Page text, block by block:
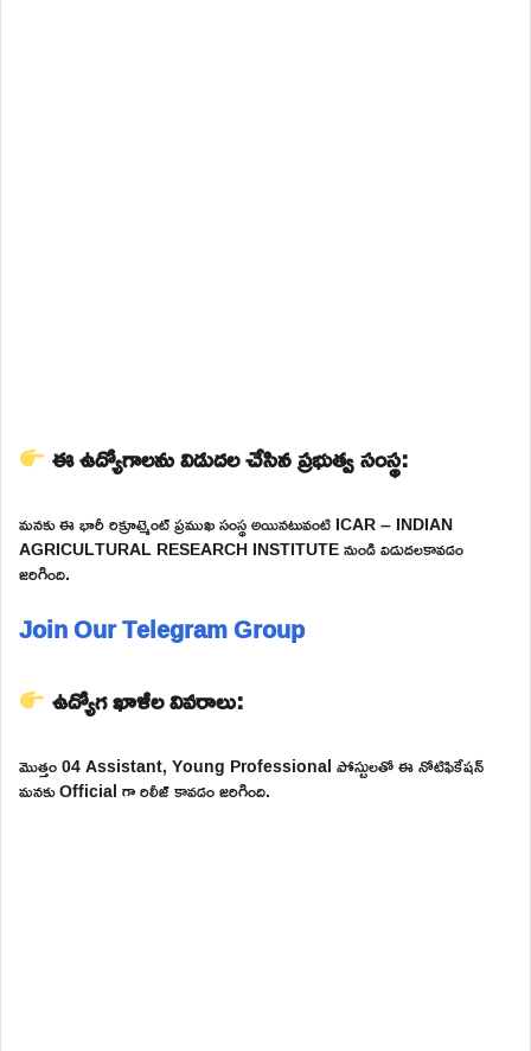
ఈ ఉద్యోగాలను విడుదల చేసిన ప్రభుత్వ సంస్థ:
మనకు ఈ భారీ రిక్రూట్మెంట్ ప్రముఖ సంస్థ అయినటువంటి ICAR – INDIAN
AGRICULTURAL RESEARCH INSTITUTE నుండి విడుదలకావడం
జరిగింది.
Join Our Telegram Group
ఉద్యోగ ఖాళీల వివరాలు:
మొత్తం 04 Assistant, Young Professional పోస్టులతో ఈ నోటిఫికేషన్
మనకు Official గా రిలీజ్ కావడం జరిగింది.